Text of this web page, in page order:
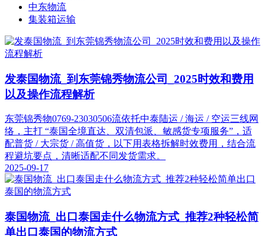
中东物流
集装箱运输
发泰国物流_到东莞锦秀物流公司_2025时效和费用
以及操作流程解析
东莞锦秀物0769-23030506流依托中泰陆运 / 海运 / 空运三线网
络，主打 “泰国全境直达、双清包派、敏感货专项服务”，适
配普货 / 大宗货 / 高值货，以下用表格拆解时效费用，结合流
程避坑要点，清晰适配不同发货需求。
2025-09-17
泰国物流_出口泰国走什么物流方式_推荐2种轻松简
单出口泰国的物流方式